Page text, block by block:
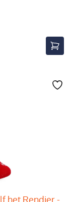
het Rendier -